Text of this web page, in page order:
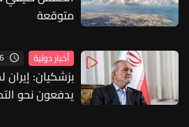
متوقعة
أخبار دولية
بزشكيان:
يدفعون نحو